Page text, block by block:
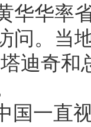
华华率
问。当
迪奇和
国一直